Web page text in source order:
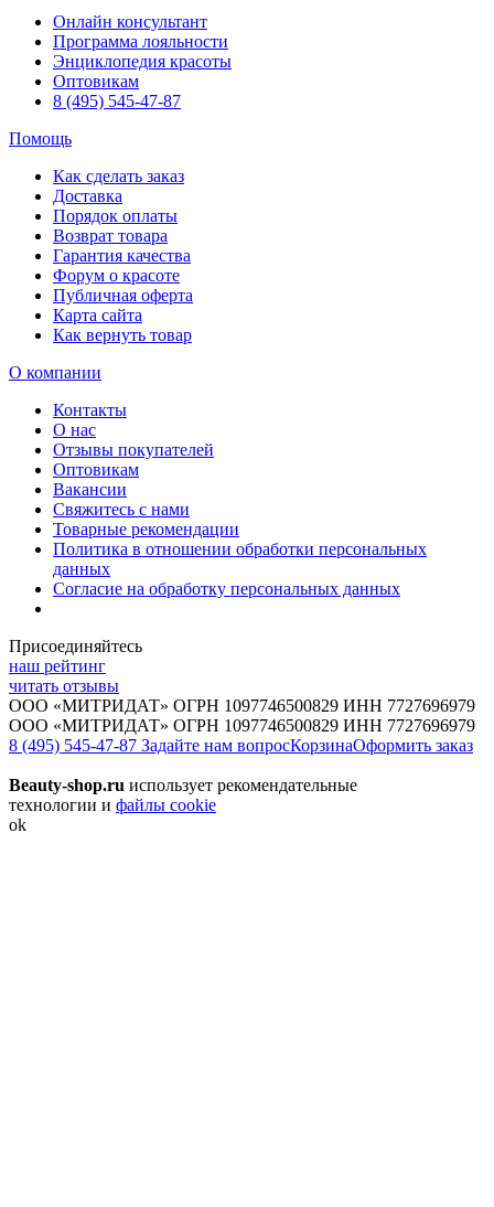
Онлайн консультант
Программа лояльности
Энциклопедия красоты
Оптовикам
8 (495) 545-47-87
Помощь
Как сделать заказ
Доставка
Порядок оплаты
Возврат товара
Гарантия качества
Форум о красоте
Публичная оферта
Карта сайта
Как вернуть товар
О компании
Контакты
О нас
Отзывы покупателей
Оптовикам
Вакансии
Свяжитесь с нами
Товарные рекомендации
Политика в отношении обработки персональных
данных
Согласие на обработку персональных данных
Присоединяйтесь
наш рейтинг
читать отзывы
ООО «МИТРИДАТ» ОГРН 1097746500829 ИНН 7727696979
ООО «МИТРИДАТ» ОГРН 1097746500829 ИНН 7727696979
8 (495) 545-47-87 Задайте нам вопросКорзинаОформить заказ
Beauty-shop.ru использует рекомендательные
технологии и файлы cookie
ok